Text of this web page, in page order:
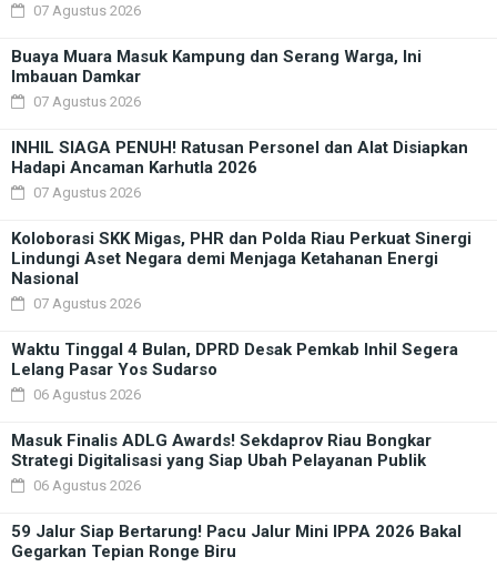
07 Agustus 2026
Buaya Muara Masuk Kampung dan Serang Warga, Ini
Imbauan Damkar
07 Agustus 2026
INHIL SIAGA PENUH! Ratusan Personel dan Alat Disiapkan
Hadapi Ancaman Karhutla 2026
07 Agustus 2026
Koloborasi SKK Migas, PHR dan Polda Riau Perkuat Sinergi
Lindungi Aset Negara demi Menjaga Ketahanan Energi
Nasional
07 Agustus 2026
Waktu Tinggal 4 Bulan, DPRD Desak Pemkab Inhil Segera
Lelang Pasar Yos Sudarso
06 Agustus 2026
Masuk Finalis ADLG Awards! Sekdaprov Riau Bongkar
Strategi Digitalisasi yang Siap Ubah Pelayanan Publik
06 Agustus 2026
59 Jalur Siap Bertarung! Pacu Jalur Mini IPPA 2026 Bakal
Gegarkan Tepian Ronge Biru